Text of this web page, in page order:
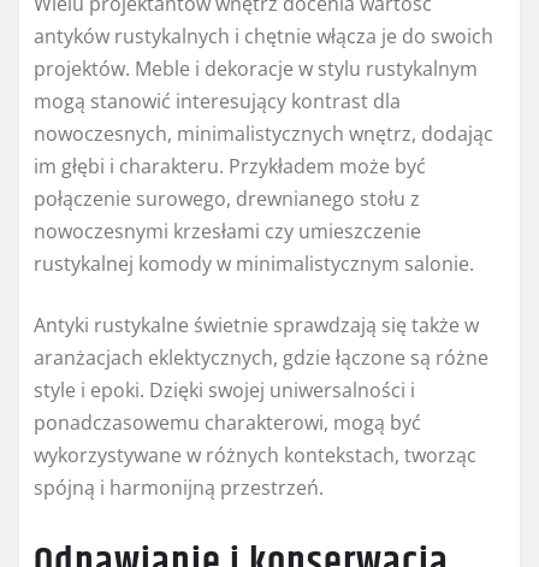
antyków rustykalnych i chętnie włącza je do swoich
projektów. Meble i dekoracje w stylu rustykalnym
mogą stanowić interesujący kontrast dla
nowoczesnych, minimalistycznych wnętrz, dodając
im głębi i charakteru. Przykładem może być
połączenie surowego, drewnianego stołu z
nowoczesnymi krzesłami czy umieszczenie
rustykalnej komody w minimalistycznym salonie.
Antyki rustykalne świetnie sprawdzają się także w
aranżacjach eklektycznych, gdzie łączone są różne
style i epoki. Dzięki swojej uniwersalności i
ponadczasowemu charakterowi, mogą być
wykorzystywane w różnych kontekstach, tworząc
spójną i harmonijną przestrzeń.